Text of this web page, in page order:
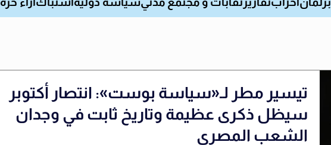
تيسير مطر لـ«سياسة بوست»: انتصار أكتوبر
سيظل ذكرى عظيمة وتاريخ ثابت في وجدان
الشعب المصري